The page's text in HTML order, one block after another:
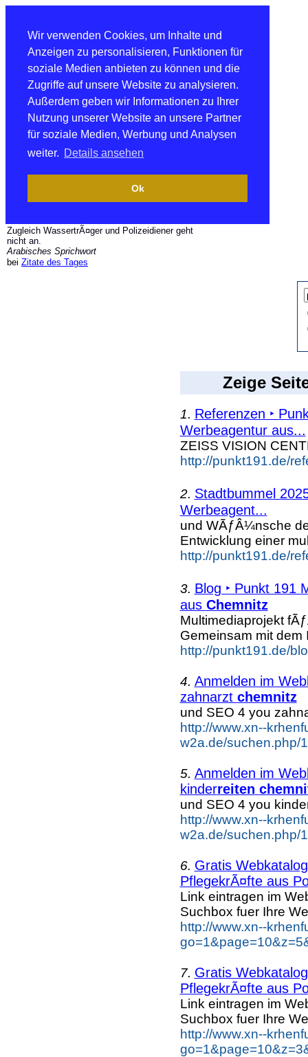
Wir verwenden Cookies, um Inhalte und
Anzeigen zu personalisieren, Funktionen für
soziale Medien anbieten zu können und die
Zugriffe auf unsere Website zu analysieren.
Außerdem geben wir Informationen zu Ihrer
Nutzung unserer Website an unsere Partner
für soziale Medien, Werbung und Analysen
weiter. Details ansehen
Ok
Zugleich WassertrÃ¤ger und Polizeidiener geht
nicht an.
Arabisches Sprichwort
bei Zitate des Tages
Zeige
1. Referenzen ‣
Werbeagentur aus...
ZEISS VISION
http://punkt191.de/
2. Stadtbummel
Werbeagent...
und WÃƒÂ¼nsche
Entwicklung einer
http://punkt191.de/
3. Blog ‣ Punkt 191
aus Chemnitz
Multimediaprojekt
Gemeinsam mit dem
http://punkt191.de/
4. Anmelden im
zahnarzt chemnitz
und SEO 4 you
http://www.xn--
w2a.de/suchen.php/
5. Anmelden im
kinderreiten
und SEO 4 you
http://www.xn--
w2a.de/suchen.php/
6. Gratis
PflegekrÃ¤fte aus
Link eintragen im
Suchbox fuer Ihre
http://www.xn--
7. Gratis
PflegekrÃ¤fte aus
Link eintragen im
Suchbox fuer Ihre
http://www.xn--